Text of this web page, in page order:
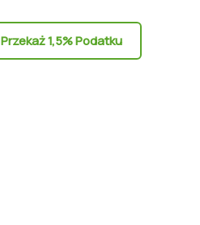
Przekaż 1,5% Podatku